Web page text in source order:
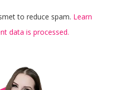
to reduce spam. Learn
data is processed.